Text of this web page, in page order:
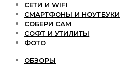
СЕТИ И WIFI
СМАРТФОНЫ И НОУТБУКИ
СОБЕРИ САМ
СОФТ И УТИЛИТЫ
ФОТО
ОБЗОРЫ